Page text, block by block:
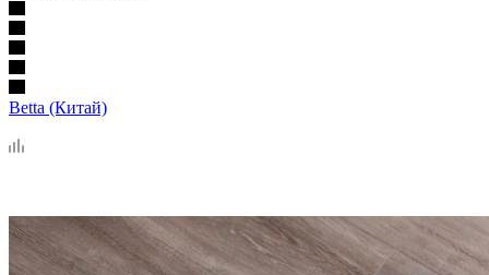
Betta (Китай)